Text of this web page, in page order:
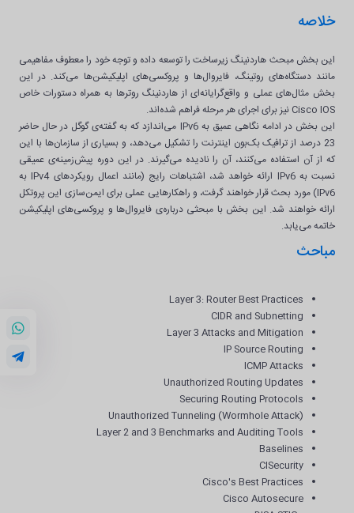
خلاصه
این بخش مبحث هاردنینگ زیرساخت را توسعه داده و توجه خود را معطوف مفاهیمی
مانند دستگاه‌های روتینگ، فایروال‌ها و پروکسی‌های اپلیکیشن‌ها می‌کند. در این
بخش مثال‌های عملی و واقع‌گرایانه‌ای از هاردنینگ روترها به همراه دستورات خاص
Cisco IOS نیز برای اجرای هر مرحله فراهم شده‌اند.
این بخش در ادامه نگاهی عمیق به IPv6 می‌اندازد که به گفته‌ی گوگل در حال حاضر
23 درصد از ترافیک بک‌بون اینترنت را تشکیل می‌دهد، و بسیاری از سازمان‌ها با این
که از آن استفاده می‌کنند، آن را نادیده می‌گیرند. در این دوره پیش‌زمینه‌ی عمیقی
نسبت به IPv6 ارائه خواهد شد، اشتباهات رایج (مانند اعمال رویکردهای IPv4 به
IPv6) مورد بحث قرار خواهند گرفت، و راهکارهایی عملی برای ایمن‌سازی این پروتکل
ارائه خواهند شد. این بخش با مبحثی درباره‌ی فایروال‌ها و پروکسی‌های اپلیکیشن
خاتمه می‌یابد.
مباحث
Layer 3: Router Best Practices
CIDR and Subnetting
Layer 3 Attacks and Mitigation
IP Source Routing
ICMP Attacks
Unauthorized Routing Updates
Securing Routing Protocols
Unauthorized Tunneling (Wormhole Attack)
Layer 2 and 3 Benchmarks and Auditing Tools
Baselines
CISecurity
Cisco's Best Practices
Cisco Autosecure